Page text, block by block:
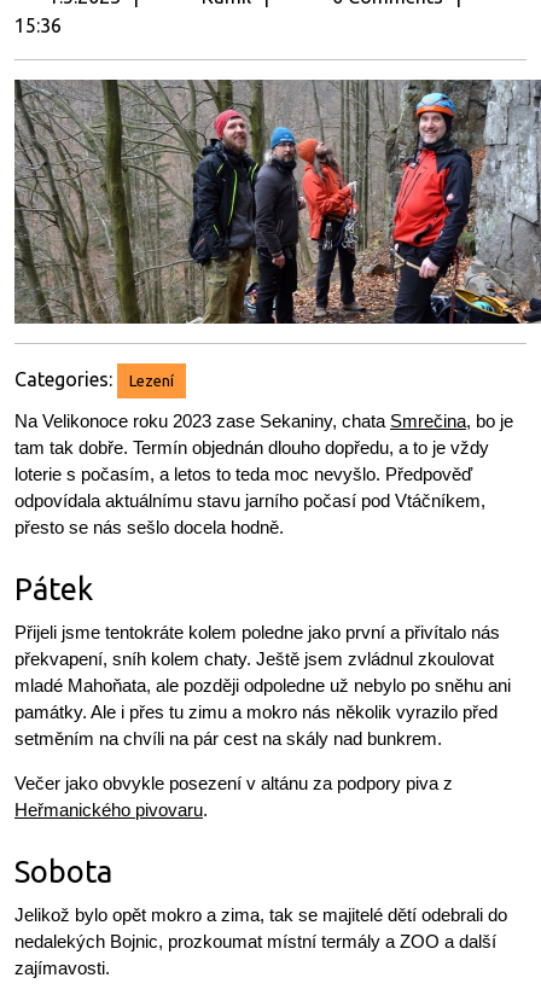
15:36
Categories: Lezení
Na Velikonoce roku 2023 zase Sekaniny, chata Smrečina, bo je
tam tak dobře. Termín objednán dlouho dopředu, a to je vždy
loterie s počasím, a letos to teda moc nevyšlo. Předpověď
odpovídala aktuálnímu stavu jarního počasí pod Vtáčníkem,
přesto se nás sešlo docela hodně.
Pátek
Přijeli jsme tentokráte kolem poledne jako první a přivítalo nás
překvapení, sníh kolem chaty. Ještě jsem zvládnul zkoulovat
mladé Mahoňata, ale později odpoledne už nebylo po sněhu ani
památky. Ale i přes tu zimu a mokro nás několik vyrazilo před
setměním na chvíli na pár cest na skály nad bunkrem.
Večer jako obvykle posezení v altánu za podpory piva z
Heřmanického pivovaru.
Sobota
Jelikož bylo opět mokro a zima, tak se majitelé dětí odebrali do
nedalekých Bojnic, prozkoumat místní termály a ZOO a další
zajímavosti.